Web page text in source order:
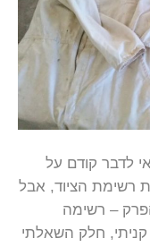
לדבר קודם על
רשימת הציוד, אבל
– רשימה
חלק השאלתי